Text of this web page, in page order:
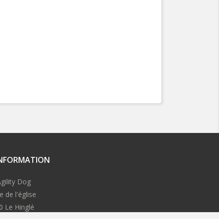
Dog
de l'église
Le Hinglé